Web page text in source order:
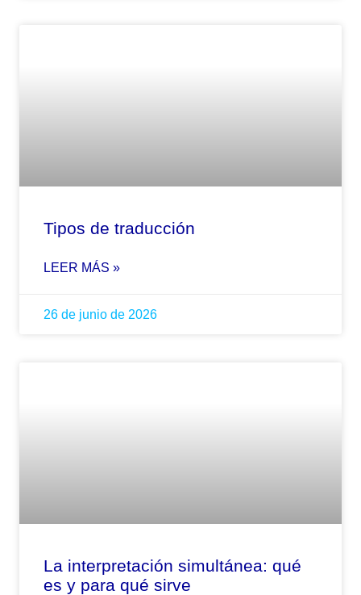
Tipos de traducción
LEER MÁS »
26 de junio de 2026
La interpretación simultánea: qué
es y para qué sirve